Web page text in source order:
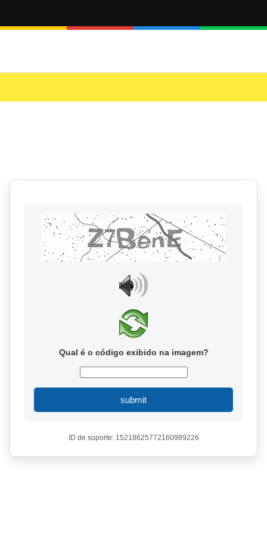
Qual é o código exibido na imagem?
submit
ID de suporte: 15218625772160989226